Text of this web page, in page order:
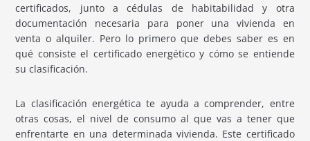
certificados, junto a cédulas de habitabilidad y otra
documentación necesaria para poner una vivienda en
venta o alquiler. Pero lo primero que debes saber es en
qué consiste el certificado energético y cómo se entiende
su clasificación.
La clasificación energética te ayuda a comprender, entre
otras cosas, el nivel de consumo al que vas a tener que
enfrentarte en una determinada vivienda. Este certificado